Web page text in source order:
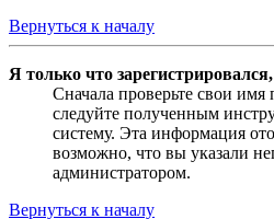
Вернуться к началу
Я только что
Сначала проверьте свои
следуйте полученным
систему. Эта информация
возможно, что вы указали
администратором.
Вернуться к началу